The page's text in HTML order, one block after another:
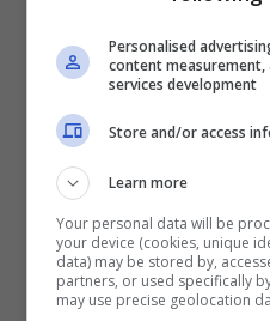
Hakimi.Legatissimo ai
marocchino potrebbe
tornare a vivere a
conosce benissimo,
anno vissuto in
possibile in ogni caso,
Personalised
content measurement,
services development
Store and/or access
Learn more
Your personal data will be
your device (cookies, unique
data) may be stored by,
partners, or used specifically
may use precise geolocation